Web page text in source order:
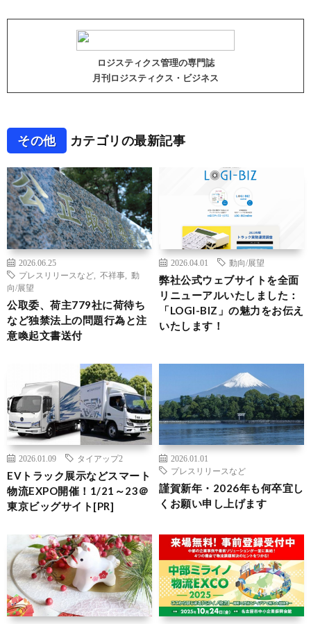
ロジスティクス管理の専門誌
月刊ロジスティクス・ビジネス
その他 カテゴリの最新記事
2026.06.25
プレスリリースなど
不祥事
動
向/展望
公取委、荷主779社に荷待ち
など独禁法上の問題行為と注
意喚起文書送付
2026.04.01 動向/展望
弊社公式ウェブサイトを全面
リニューアルいたしました：
「LOGI-BIZ」の魅力をお伝え
いたします！
2026.01.09 タイアップ2
EVトラック展示などスマート
物流EXPO開催！1/21～23＠
東京ビッグサイト[PR]
2026.01.01
プレスリリースなど
謹賀新年・2026年も何卒宜し
くお願い申し上げます